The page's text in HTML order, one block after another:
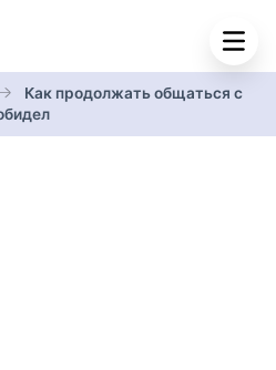
Как продолжать общаться с